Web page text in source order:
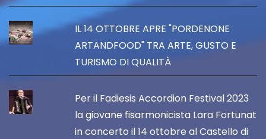
IL 14 OTTOBRE APRE "PORDENONE
ARTANDFOOD" TRA ARTE, GUSTO E
TURISMO DI QUALITÀ
Per il Fadiesis Accordion Festival 2023
la giovane fisarmonicista Lara Fortunat
in concerto il 14 ottobre al Castello di